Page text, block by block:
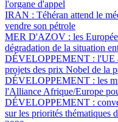
l'organe d'appel
IRAN : Téhéran attend le
vendre son pétrole
MER D'AZOV : les
dégradation de la situation
DÉVELOPPEMENT : l'UE
projets des prix Nobel de la
DÉVELOPPEMENT : les
l'Alliance Afrique/Europe
DÉVELOPPEMENT :
sur les priorités thématiques